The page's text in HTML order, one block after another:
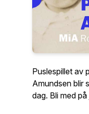
Puslespillet av
Amundsen blir
dag. Bli med